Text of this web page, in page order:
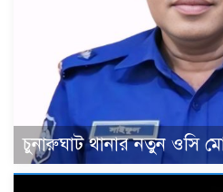
চুনারুঘাট থানার নতুন ওসি